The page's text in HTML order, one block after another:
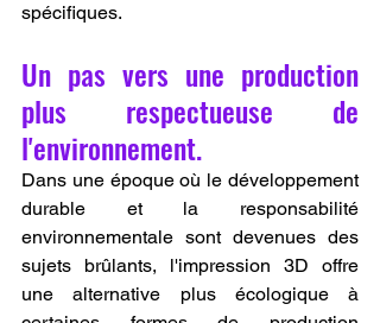
spécifiques.
Un pas vers une production
plus respectueuse de
l'environnement.
Dans une époque où le développement
durable et la responsabilité
environnementale sont devenues des
sujets brûlants, l'impression 3D offre
une alternative plus écologique à